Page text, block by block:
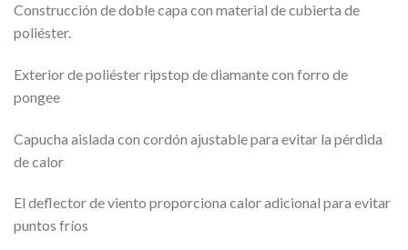
Construcción de doble capa con material de cubierta de
poliéster.
Exterior de poliéster ripstop de diamante con forro de
pongee
Capucha aislada con cordón ajustable para evitar la pérdida
de calor
El deflector de viento proporciona calor adicional para evitar
puntos fríos